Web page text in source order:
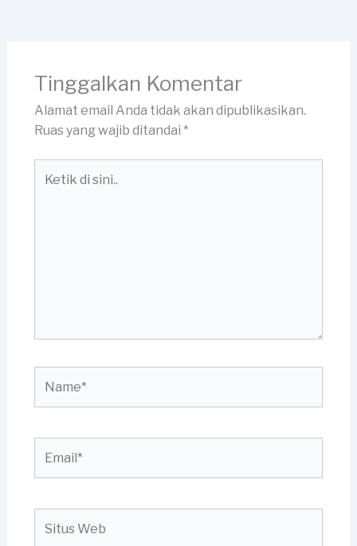
Tinggalkan Komentar
Alamat email Anda tidak akan dipublikasikan.
Ruas yang wajib ditandai *
Web